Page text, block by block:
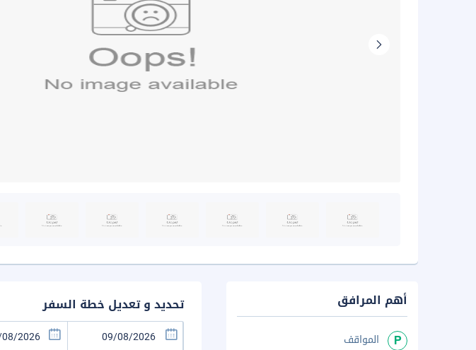
تحديد و تعديل خطة السفر
أهم المرافق
المواقف